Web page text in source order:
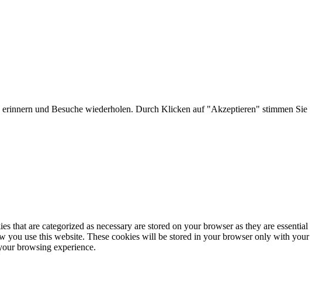
und Besuche wiederholen. Durch Klicken auf "Akzeptieren" stimmen Sie
are categorized as necessary are stored on your browser as they are essential
you use this website. These cookies will be stored in your browser only with your
browsing experience.